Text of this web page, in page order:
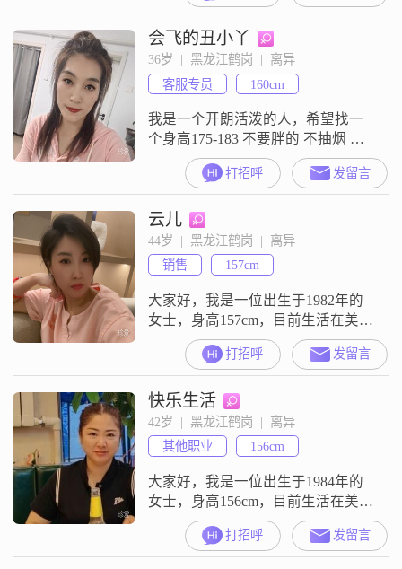
会飞的丑小丫
36岁  |  黑龙江鹤岗  |  离异
客服专员
160cm
我是一个开朗活泼的人，希望找一
个身高175-183 不要胖的 不抽烟 有
安全感 不忽冷忽热 不玩消失 性格相
投 有眼缘 真实 有耐心 情绪稳定的
打招呼 发留言
云儿
44岁  |  黑龙江鹤岗  |  离异
销售
157cm
大家好，我是一位出生于1982年的
女士，身高157cm，目前生活在美丽
的鹤岗##3002##我的月收入在3001
到5000元之间，虽然不是很高，但
足够我过上舒适的生活##3002##我
拥有中专学历，在这个快速发展的
社会中，我始终保持着学习和进步
的态度##3002##我性格独立自信，
喜欢随和易相处的人##3002##在业
打招呼 发留言
快乐生活
42岁  |  黑龙江鹤岗  |  离异
其他职业
156cm
大家好，我是一位出生于1984年的
女士，身高156cm，目前生活在美丽
的鹤岗##3002##我的月收入在8001
到12000元之间，虽然不是特别高，
但足以让我过上舒适的生活
打招呼 发留言